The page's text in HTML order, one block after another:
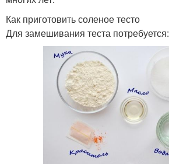
Как приготовить соленое тесто
Для замешивания теста потребуется: